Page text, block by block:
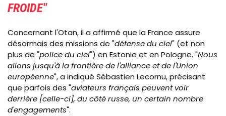
FROIDE"
Concernant l'Otan, il a affirmé que la France assure
désormais des missions de "défense du ciel" (et non
plus de "police du ciel") en Estonie et en Pologne. "Nous
allons jusqu'à la frontière de l'alliance et de l'Union
européenne", a indiqué Sébastien Lecornu, précisant
que parfois des "aviateurs français peuvent voir
derrière [celle-ci], du côté russe, un certain nombre
d'engagements".